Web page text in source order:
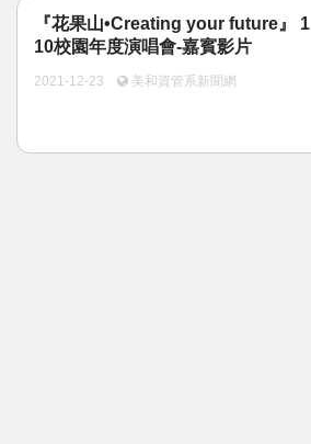
正能量
餐飲美食
『花果山•Creating your future』 1
10校園年度演唱會-嘉賓影片
2021-12-23 美和資管系新聞網